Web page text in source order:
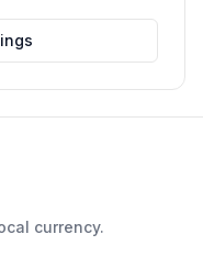
currency.